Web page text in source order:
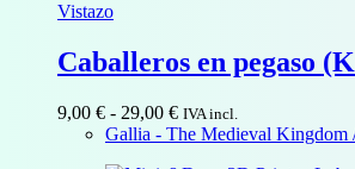
Vistazo
Caballeros en pegaso
9,00 € - 29,00 €Rango
de
IVA incl.
Gallia - The Medieval Kingdom